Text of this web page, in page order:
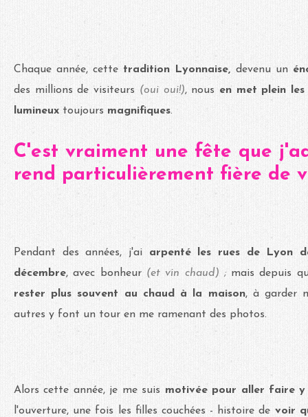
Chaque année, cette tradition Lyonnaise, devenu un
des millions de visiteurs (oui oui!), nous en met plein
lumineux toujours magnifiques.
C'est vraiment une fête que
rend particulièrement fière de
Pendant des années, j'ai arpenté les rues de Lyon
décembre, avec bonheur (et vin chaud) ; mais depuis
rester plus souvent au chaud à la maison, à garder
autres y font un tour en me ramenant des photos.
Alors cette année, je me suis motivée pour aller faire
l'ouverture, une fois les filles couchées - histoire de voir